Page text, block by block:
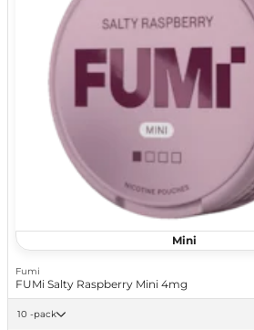
Mini
Fumi
FUMi Salty Raspberry Mini 4mg
10 -pack